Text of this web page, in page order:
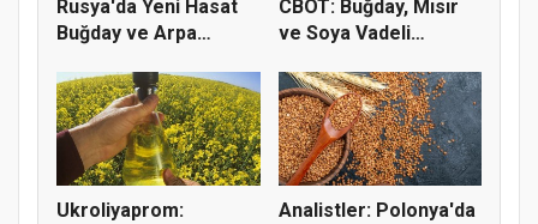
Rusya'da Yeni Hasat
Buğday ve Arpa
CBOT: Buğday, Mısır
ve Soya Vadeli
Ukroliyaprom:
Analistler: Polonya'da